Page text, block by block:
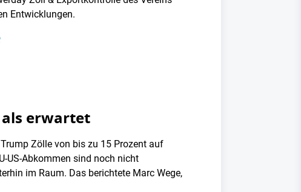
Entwicklungen.
als erwartet
Zölle von bis zu 15 Prozent auf
US-Abkommen sind noch nicht
im Raum. Das berichtete Marc Wege,